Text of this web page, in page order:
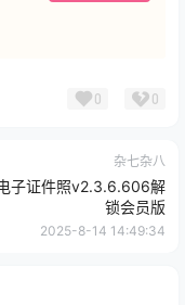
0 0
杂七杂八
子证件照v2.3.6.606解
锁会员版
2025-8-14 14:49:34